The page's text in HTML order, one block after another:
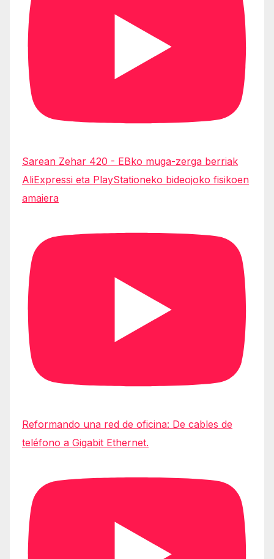
Sarean Zehar 420 - EBko muga-zerga berriak
AliExpressi eta PlayStationeko bideojoko fisikoen
amaiera
Reformando una red de oficina: De cables de
teléfono a Gigabit Ethernet.